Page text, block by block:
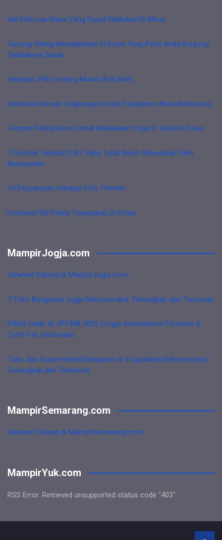
Hal-Hal Luar Biasa Yang Dapat Dilakukan Di Mesir
Gunung Paling Menakjubkan Di Dunia Yang Perlu Anda Kunjungi
Setidaknya Sekali
Panduan Pilih Hosting Murah Anti Ribet
Destinasi Ramah Lingkungan Untuk Perjalanan Anda Berikutnya
Tempat Paling Keren Untuk Melakukan Yoga Di Seluruh Dunia
7 Festival Terbaik Di AS Yang Tidak Boleh Dilewatkan Oleh
Backpacker
10 Perjuangan Sebagai Solo Traveler
Destinasi Ski Paling Terjangkau Di Eropa
MampirJogja.com
Selamat Datang di MampirJogja.com!
7 Toko Bangunan Jogja Rekomended, Terlengkap dan Termurah
KWaS Hadir di JIFFINA 2026 (Jogja International Furniture &
Craft Fair Indonesia)
Toko dan Supermarket Bangunan di Yogyakarta Rekomended,
Terlengkap dan Termurah
MampirSemarang.com
Selamat Datang di MampirSemarang.com!
MampirYuk.com
RSS Error: Retrieved unsupported status code "403"